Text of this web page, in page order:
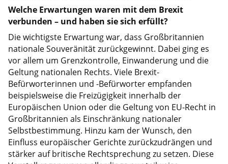
Welche Erwartungen waren mit dem Brexit
verbunden – und haben sie sich erfüllt?
Die wichtigste Erwartung war, dass Großbritannien
nationale Souveränität zurückgewinnt. Dabei ging es
vor allem um Grenzkontrolle, Einwanderung und die
Geltung nationalen Rechts. Viele Brexit-
Befürworterinnen und -Befürworter empfanden
beispielsweise die Freizügigkeit innerhalb der
Europäischen Union oder die Geltung von EU-Recht in
Großbritannien als Einschränkung nationaler
Selbstbestimmung. Hinzu kam der Wunsch, den
Einfluss europäischer Gerichte zurückzudrängen und
stärker auf britische Rechtsprechung zu setzen. Diese